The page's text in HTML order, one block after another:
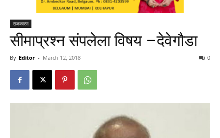
राजकारण
सीमाप्रश्न संपलेला विषय –देवेगौडा
By Editor - March 12, 2018 0